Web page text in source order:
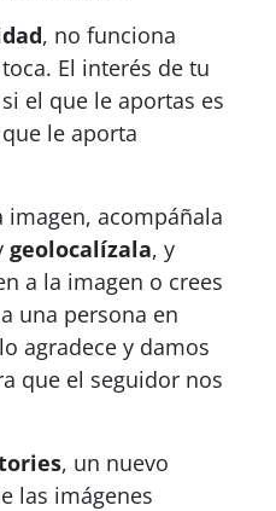
, no funciona
El interés de tu
el que le aportas es
le aporta
acompáñala
geolocalízala, y
a la imagen o crees
una persona en
agradece y damos
que el seguidor nos
, un nuevo
las imágenes